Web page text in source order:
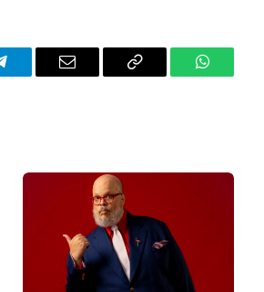
Email
Copy
WhatsApp